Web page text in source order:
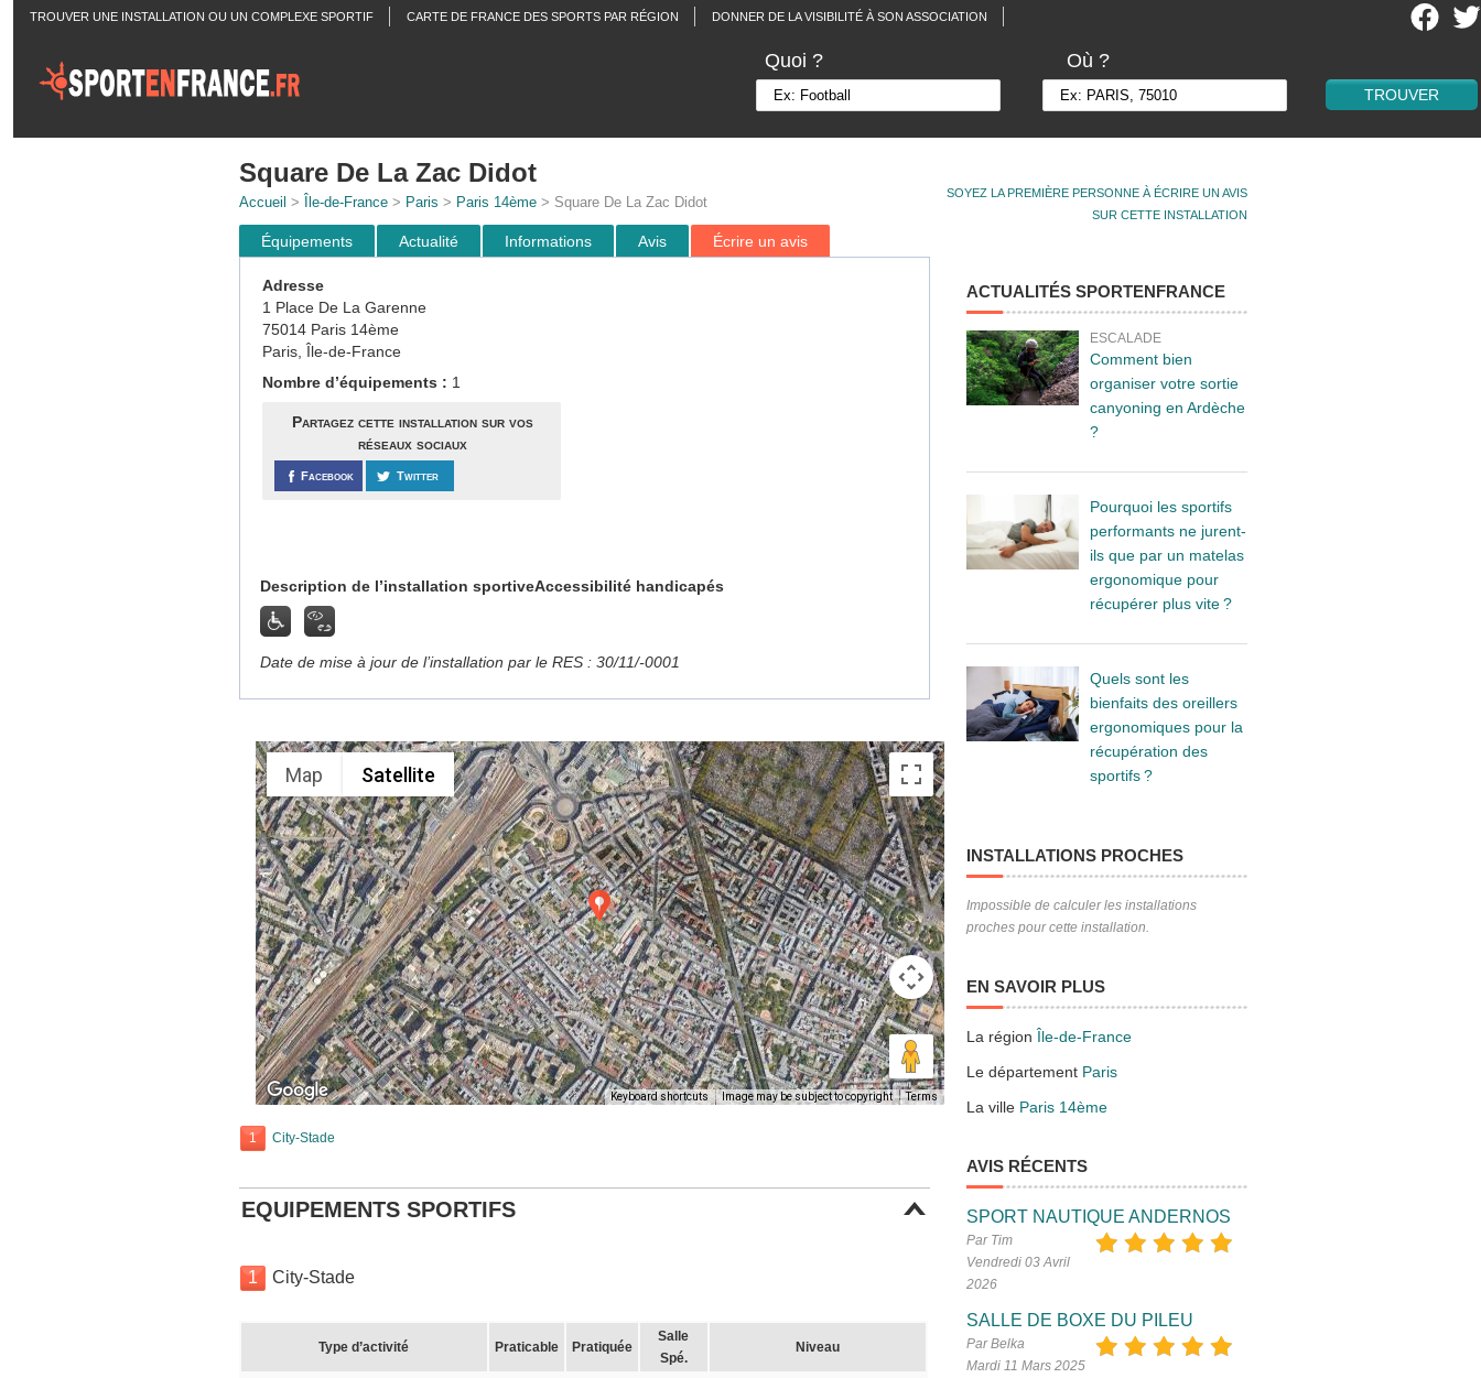
TROUVER UNE INSTALLATION OU UN COMPLEXE SPORTIF CARTE DE FRANCE DES SPORTS PAR RÉGION DONNER DE LA VISIBILITÉ À SON ASSOCIATION
Quoi ? Où ?
SOYEZ LA PREMIÈRE PERSONNE À ÉCRIRE UN AVIS
SUR CETTE INSTALLATION
Square De La Zac Didot
Accueil > Île-de-France> Paris > Paris 14ème> Square De La Zac Didot
Équipements Actualité Informations Avis Écrire un avis
Adresse
1 Place De La Garenne
75014 Paris 14ème
Paris, Île-de-France
Nombre d’équipements : 1
Partagez cette installation sur vos
réseaux sociaux
Facebook Twitter
Description de l’installation sportiveAccessibilité handicapés
Date de mise à jour de l’installation par le RES : 30/11/-0001
Map Satellite
Keyboard shortcuts Image may be subject to copyright Terms
1 City-Stade
EQUIPEMENTS SPORTIFS
1 City-Stade
Type d’activité Praticable Pratiquée
Salle
Spé.
Niveau
ACTUALITÉS SPORTENFRANCE
ESCALADE
Comment bien
organiser votre sortie
canyoning en Ardèche
?
Pourquoi les sportifs
performants ne jurent-
ils que par un matelas
ergonomique pour
récupérer plus vite ?
Quels sont les
bienfaits des oreillers
ergonomiques pour la
récupération des
sportifs ?
INSTALLATIONS PROCHES
Impossible de calculer les installations
proches pour cette installation.
EN SAVOIR PLUS
La région Île-de-France
Le département Paris
La ville Paris 14ème
AVIS RÉCENTS
SPORT NAUTIQUE ANDERNOS
Par Tim
Vendredi 03 Avril
2026
SALLE DE BOXE DU PILEU
Par Belka
Mardi 11 Mars 2025